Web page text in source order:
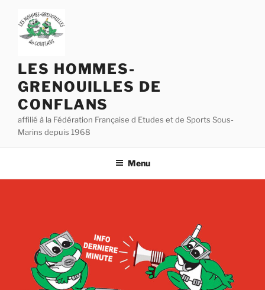
contenu
principal
LES HOMMES-
GRENOUILLES DE
CONFLANS
affilié à la Fédération Française d Etudes et de Sports Sous-
Marins depuis 1968
Menu